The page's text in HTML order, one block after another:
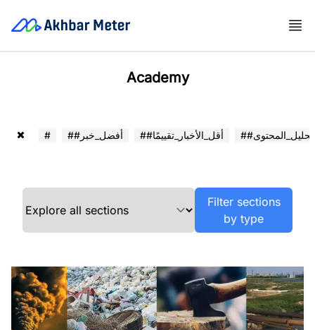
Academy
# ##أفضل_خبر ##أقل_الأخبار_تقييمًا ##تحليل_المحتوى
Filter sections
by type